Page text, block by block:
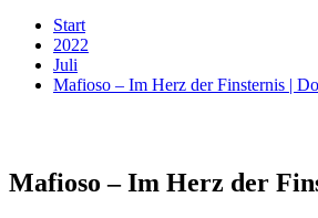
Start
2022
Juli
Mafioso – Im Herz der Finsternis |
Mafioso – Im Herz der